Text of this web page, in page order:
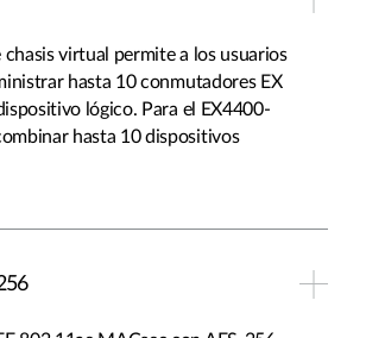
chasis virtual permite a los usuarios
hasta 10 conmutadores EX
lógico. Para el EX4400-
hasta 10 dispositivos